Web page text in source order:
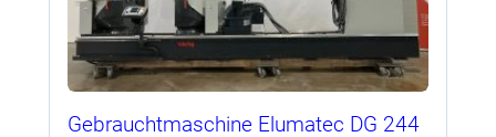
Gebrauchtmaschine Elumatec DG 244